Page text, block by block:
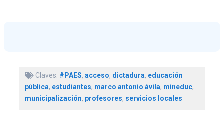
Claves: #PAES, acceso, dictadura, educación
pública, estudiantes, marco antonio ávila, mineduc,
municipalización, profesores, servicios locales